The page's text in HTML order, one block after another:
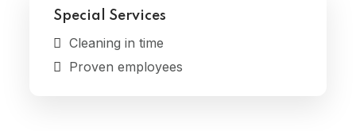
Special Services
Cleaning in time
Proven employees